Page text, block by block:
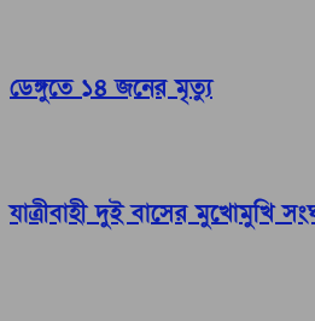
ডেঙ্গুতে ১৪ জনের মৃত্যু
যাত্রীবাহী দুই বাসের মুখোমুখি